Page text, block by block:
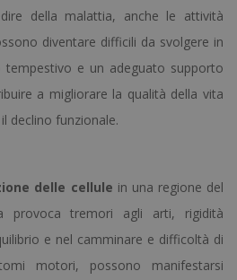
della malattia, anche le attività
diventare difficili da svolgere in
tempestivo e un adeguato supporto
a migliorare la qualità della vita
declino funzionale.
delle cellule in una regione del
provoca tremori agli arti, rigidità
e nel camminare e difficoltà di
motori, possono manifestarsi